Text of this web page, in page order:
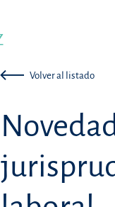
Volver al listado